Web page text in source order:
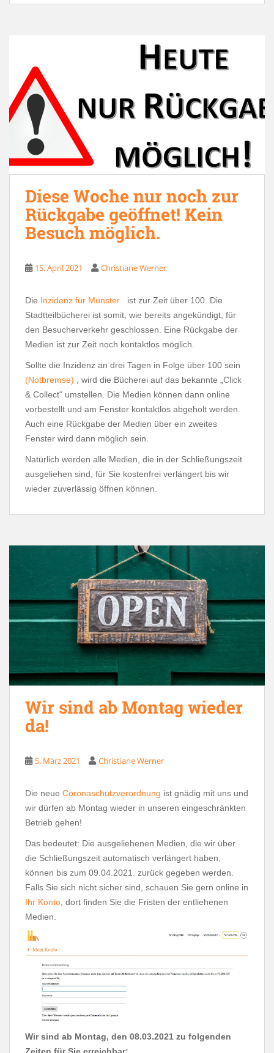
Diese Woche nur noch zur
Rückgabe geöffnet! Kein
Besuch möglich.
15. April 2021 Christiane Werner
Die Inzidenz für Münster
ist zur Zeit über 100. Die
Stadtteilbücherei ist somit, wie bereits angekündigt, für
den Besucherverkehr geschlossen. Eine Rückgabe der
Medien ist zur Zeit noch kontaktlos möglich.
Sollte die Inzidenz an drei Tagen in Folge über 100 sein
(Notbremse) , wird die Bücherei auf das bekannte „Click
& Collect“ umstellen. Die Medien können dann online
vorbestellt und am Fenster kontaktlos abgeholt werden.
Auch eine Rückgabe der Medien über ein zweites
Fenster wird dann möglich sein.
Natürlich werden alle Medien, die in der Schließungszeit
ausgeliehen sind, für Sie kostenfrei verlängert bis wir
wieder zuverlässig öffnen können.
Wir sind ab Montag wieder
da!
5. März 2021 Christiane Werner
Die neue Coronaschutzverordnung ist gnädig mit uns und
wir dürfen ab Montag wieder in unseren eingeschränkten
Betrieb gehen!
Das bedeutet: Die ausgeliehenen Medien, die wir über
die Schließungszeit automatisch verlängert haben,
können bis zum 09.04.2021. zurück gegeben werden.
Falls Sie sich nicht sicher sind, schauen Sie gern online in
Ihr Konto , dort finden Sie die Fristen der entliehenen
Medien.
Wir sind ab Montag, den 08.03.2021 zu folgenden
Zeiten für Sie erreichbar: